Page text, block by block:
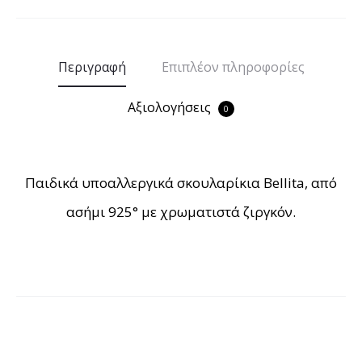
Περιγραφή Επιπλέον πληροφορίες
Αξιολογήσεις 0
Παιδικά υποαλλεργικά σκουλαρίκια Bellita, από
ασήμι 925° με χρωματιστά ζιργκόν.